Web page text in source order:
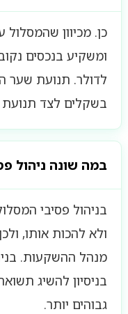
כן. מכיוון
ומשקיע בנכסים
לדולר. תנועת שער
בשקלים לצד
במה שונה ניהול
בניהול פסיבי
ולא להכות אותו,
מנהל ההשקעות.
בניסיון להשיג
גבוהים יותר.